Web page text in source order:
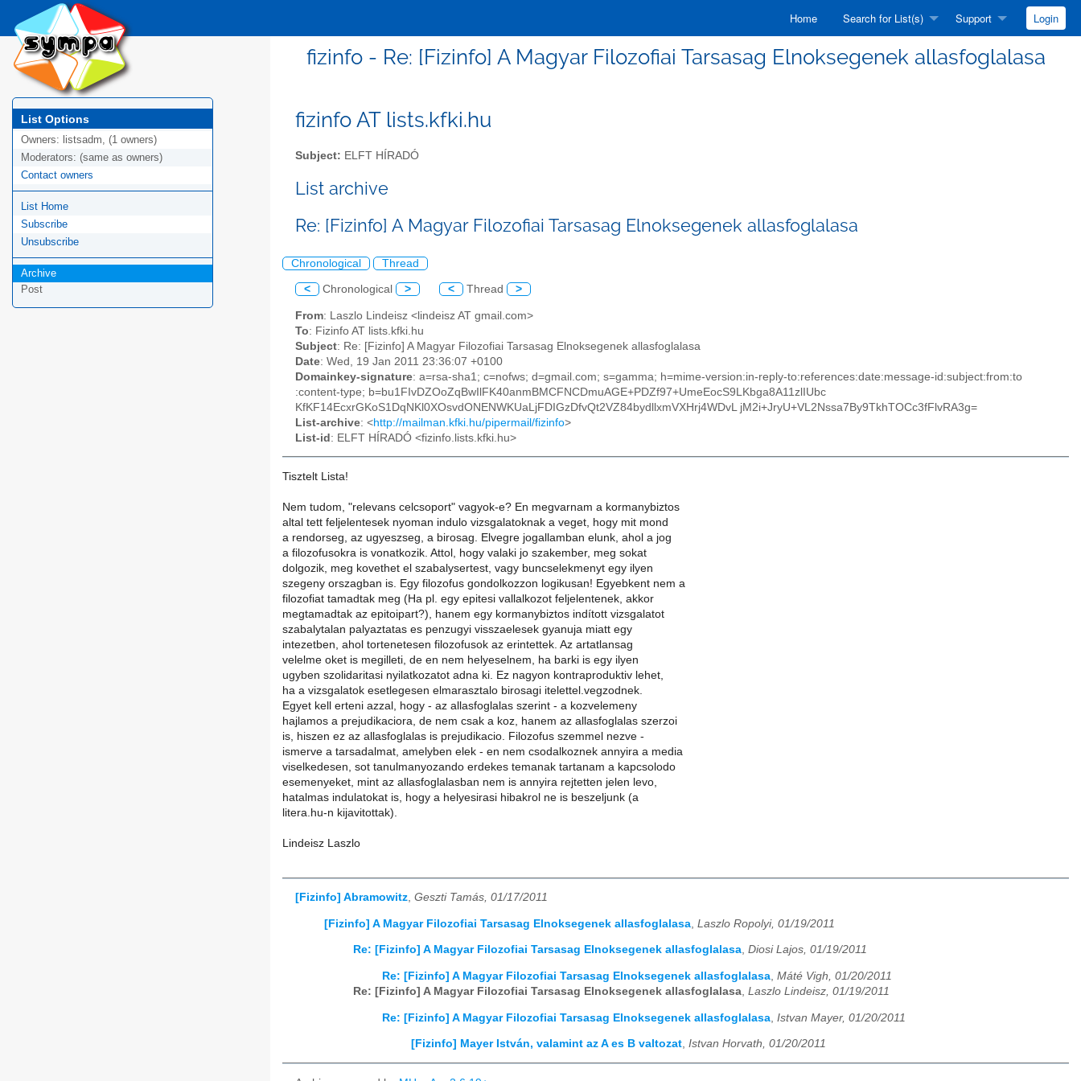
Home Search for List(s) Support Login
fizinfo - Re: [Fizinfo] A Magyar Filozofiai Tarsasag Elnoksegenek allasfoglalasa
List Options
Owners: listsadm, (1 owners)
Moderators: (same as owners)
Contact owners
List Home
Subscribe
Unsubscribe
Archive
Post
fizinfo AT lists.kfki.hu
Subject: ELFT HÍRADÓ
List archive
Re: [Fizinfo] A Magyar Filozofiai Tarsasag Elnoksegenek allasfoglalasa
Chronological Thread
< Chronological > < Thread >
From: Laszlo Lindeisz <lindeisz AT gmail.com>
To: Fizinfo AT lists.kfki.hu
Subject: Re: [Fizinfo] A Magyar Filozofiai Tarsasag Elnoksegenek allasfoglalasa
Date: Wed, 19 Jan 2011 23:36:07 +0100
Domainkey-signature: a=rsa-sha1; c=nofws; d=gmail.com; s=gamma; h=mime-version:in-reply-to:references:date:message-id:subject:from:to
:content-type; b=bu1FIvDZOoZqBwIlFK40anmBMCFNCDmuAGE+PDZf97+UmeEocS9LKbga8A11zlIUbc
KfKF14EcxrGKoS1DqNKl0XOsvdONENWKUaLjFDIGzDfvQt2VZ84bydllxmVXHrj4WDvL jM2i+JryU+VL2Nssa7By9TkhTOCc3fFlvRA3g=
List-archive: <http://mailman.kfki.hu/pipermail/fizinfo>
List-id : ELFT HÍRADÓ <fizinfo.lists.kfki.hu>
Tisztelt Lista!
Nem tudom, "relevans celcsoport" vagyok-e? En megvarnam a kormanybiztos
altal tett feljelentesek nyoman indulo vizsgalatoknak a veget, hogy mit mond
a rendorseg, az ugyeszseg, a birosag. Elvegre jogallamban elunk, ahol a jog
a filozofusokra is vonatkozik. Attol, hogy valaki jo szakember, meg sokat
dolgozik, meg kovethet el szabalysertest, vagy buncselekmenyt egy ilyen
szegeny orszagban is. Egy filozofus gondolkozzon logikusan! Egyebkent nem a
filozofiat tamadtak meg (Ha pl. egy epitesi vallalkozot feljelentenek, akkor
megtamadtak az epitoipart?), hanem egy kormanybiztos indított vizsgalatot
szabalytalan palyaztatas es penzugyi visszaelesek gyanuja miatt egy
intezetben, ahol tortenetesen filozofusok az erintettek. Az artatlansag
velelme oket is megilleti, de en nem helyeselnem, ha barki is egy ilyen
ugyben szolidaritasi nyilatkozatot adna ki. Ez nagyon kontraproduktiv lehet,
ha a vizsgalatok esetlegesen elmarasztalo birosagi itelettel.vegzodnek.
Egyet kell erteni azzal, hogy - az allasfoglalas szerint - a kozvelemeny
hajlamos a prejudikaciora, de nem csak a koz, hanem az allasfoglalas szerzoi
is, hiszen ez az allasfoglalas is prejudikacio. Filozofus szemmel nezve -
ismerve a tarsadalmat, amelyben elek - en nem csodalkoznek annyira a media
viselkedesen, sot tanulmanyozando erdekes temanak tartanam a kapcsolodo
esemenyeket, mint az allasfoglalasban nem is annyira rejtetten jelen levo,
hatalmas indulatokat is, hogy a helyesirasi hibakrol ne is beszeljunk (a
litera.hu-n kijavitottak).
Lindeisz Laszlo
[Fizinfo] Abramowitz, Geszti Tamás, 01/17/2011
[Fizinfo] A Magyar Filozofiai Tarsasag Elnoksegenek allasfoglalasa Laszlo Ropolyi, 01/19/2011
Re: [Fizinfo] A Magyar Filozofiai Tarsasag Elnoksegenek allasfoglalasa, Diosi Lajos, 01/19/2011
Re: [Fizinfo] A Magyar Filozofiai Tarsasag Elnoksegenek allasfoglalasa, Máté Vigh, 01/20/2011
Re: [Fizinfo] A Magyar Filozofiai Tarsasag Elnoksegenek allasfoglalasa, Laszlo Lindeisz, 01/19/2011
Re: [Fizinfo] A Magyar Filozofiai Tarsasag Elnoksegenek allasfoglalasa Istvan Mayer, 01/20/2011
[Fizinfo] Mayer István, valamint az A es B valtozat, Istvan Horvath, 01/20/2011